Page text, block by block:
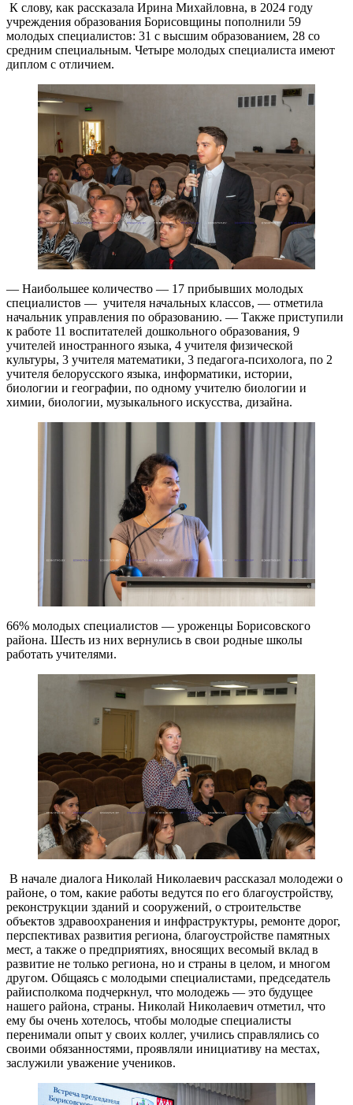
К слову, как рассказала Ирина Михайловна, в 2024 году
учреждения образования Борисовщины пополнили 59
молодых специалистов: 31 с высшим образованием, 28 со
средним специальным. Четыре молодых специалиста имеют
диплом с отличием.
— Наибольшее количество — 17 прибывших молодых
специалистов — учителя начальных классов, — отметила
начальник управления по образованию. — Также приступили
к работе 11 воспитателей дошкольного образования, 9
учителей иностранного языка, 4 учителя физической
культуры, 3 учителя математики, 3 педагога-психолога, по 2
учителя белорусского языка, информатики, истории,
биологии и географии, по одному учителю биологии и
химии, биологии, музыкального искусства, дизайна.
66% молодых специалистов — уроженцы Борисовского
района. Шесть из них вернулись в свои родные школы
работать учителями.
В начале диалога Николай Николаевич рассказал молодежи о
районе, о том, какие работы ведутся по его благоустройству,
реконструкции зданий и сооружений, о строительстве
объектов здравоохранения и инфраструктуры, ремонте дорог,
перспективах развития региона, благоустройстве памятных
мест, а также о предприятиях, вносящих весомый вклад в
развитие не только региона, но и страны в целом, и многом
другом. Общаясь с молодыми специалистами, председатель
райисполкома подчеркнул, что молодежь — это будущее
нашего района, страны. Николай Николаевич отметил, что
ему бы очень хотелось, чтобы молодые специалисты
перенимали опыт у своих коллег, учились справлялись со
своими обязанностями, проявляли инициативу на местах,
заслужили уважение учеников.